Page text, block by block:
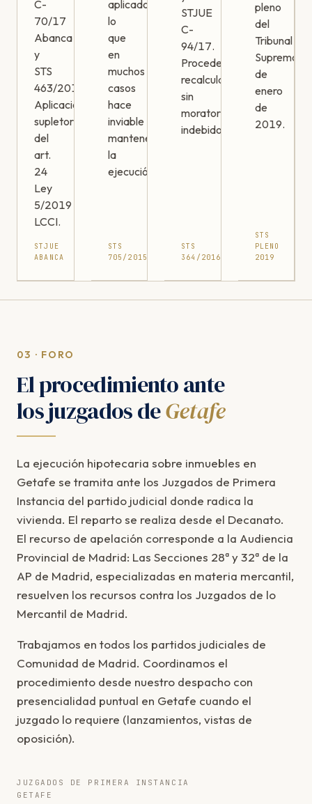
C-
70/17
Abanca
y
STS
463/2019.
Aplicación
supletoria
del
art.
24
Ley
5/2019
LCCI.
STJUE
ABANCA
aplicado,
lo
que
en
muchos
casos
hace
inviable
mantener
la
ejecución.
STS
705/2015
STJUE
C-
94/17.
Procede
recalcular
sin
moratorios
indebidos.
STS
364/2016
pleno
del
Tribunal
Supremo
de
enero
de
2019.
STS
PLENO
2019
03 · FORO
El procedimiento ante
los juzgados deGetafe
La ejecución hipotecaria sobre inmuebles en
Getafe se tramita ante los Juzgados de Primera
Instancia del partido judicial donde radica la
vivienda. El reparto se realiza desde el Decanato.
El recurso de apelación corresponde a la Audiencia
Provincial de Madrid: Las Secciones 28ª y 32ª de la
AP de Madrid, especializadas en materia mercantil,
resuelven los recursos contra los Juzgados de lo
Mercantil de Madrid.
Trabajamos en todos los partidos judiciales de
Comunidad de Madrid. Coordinamos el
procedimiento desde nuestro despacho con
presencialidad puntual en Getafe cuando el
juzgado lo requiere (lanzamientos, vistas de
oposición).
JUZGADOS DE PRIMERA INSTANCIA
GETAFE